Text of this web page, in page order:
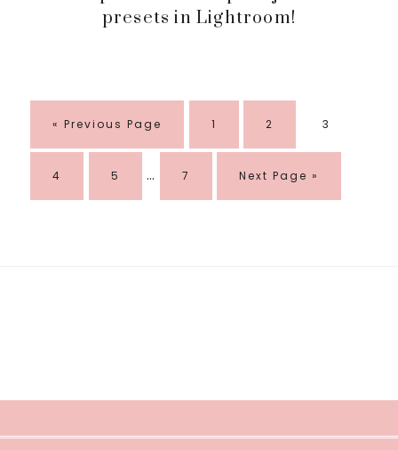
presets in Lightroom!
«Go
Previous Page Page
1 Page
2 Page
3
Page
4 Page
5 … Page
7
Go
Next Page »